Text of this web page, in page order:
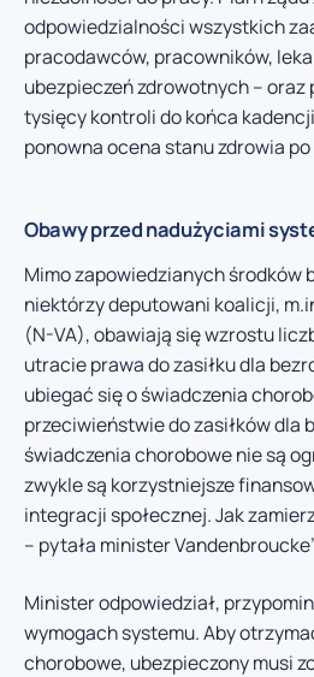
odpowiedzialności wszystkich
pracodawców, pracowników,
ubezpieczeń zdrowotnych – oraz
tysięcy kontroli do końca
ponowna ocena stanu zdrowia
Obawy przed nadużyciami
Mimo zapowiedzianych środków
niektórzy deputowani koalicji,
(N-VA), obawiają się wzrostu
utracie prawa do zasiłku dla
ubiegać się o świadczenia
przeciwieństwie do zasiłków dla
świadczenia chorobowe nie są
zwykle są korzystniejsze
integracji społecznej. Jak
– pytała minister
Minister odpowiedział,
wymogach systemu. Aby
chorobowe, ubezpieczony musi